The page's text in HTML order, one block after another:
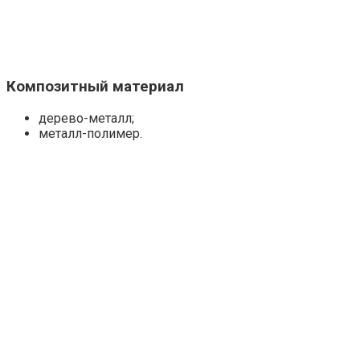
Композитный материал
дерево-металл;
металл-полимер.